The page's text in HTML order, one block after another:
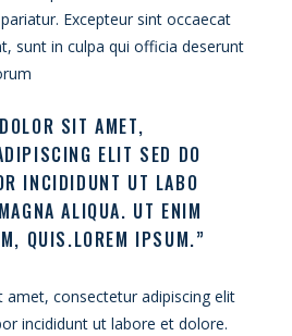
Excepteur sint occaecat
sunt in culpa qui officia deserunt
SIT AMET,
ELIT SED DO
INCIDIDUNT UT LABO
ALIQUA. UT ENIM
QUIS.LOREM IPSUM.”
consectetur adipiscing elit
incididunt ut labore et dolore.